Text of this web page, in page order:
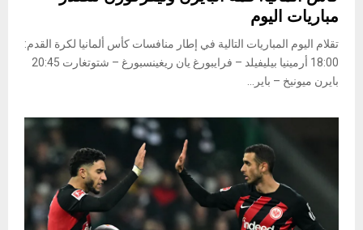
مباريات اليوم
تقلام اليوم المباريات التالية في إطار منافسات كأس ألمانيا لكرة القدم:
18:00 أرمينيا بيليفيلد – فرايبورغ يان ريغينسبورغ – شتوتغارت 20:45
بايرن ميونيخ – باير...